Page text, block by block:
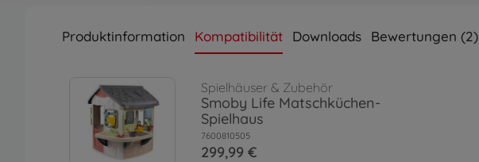
Produktinformation Kompatibilität Downloads Bewertungen (2)
Spielhäuser & Zubehör
Smoby Life Matschküchen-
Spielhaus
7600810505
299,99 €